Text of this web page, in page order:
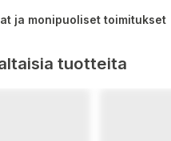
ja monipuoliset toimitukset
tuotteita